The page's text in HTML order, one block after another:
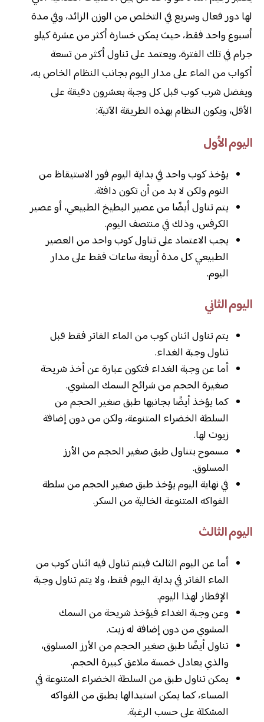
لها دور فعال وسريع في التخلص من الوزن الزائد، وفي مدة
أسبوع واحد فقط، حيث يمكن خسارة أكثر من عشرة كيلو
جرام في تلك الفترة، ويعتمد على تناول أكثر من تسعة
أكواب من الماء على مدار اليوم بجانب النظام الخاص به،
ويفضل شرب كوب قبل كل وجبة بعشرون دقيقة على
الأقل، ويكون النظام بهذه الطريقة الآتية:
اليوم الأول
يؤخذ كوب واحد في بداية اليوم فور الاستيقاظ من
النوم ولكن لا بد من أن تكون دافئة.
يتم تناول أيضًا من عصير البطيخ الطبيعي، أو عصير
الكرفس، وذلك في منتصف اليوم.
يجب الاعتماد على تناول كوب واحد من العصير
الطبيعي كل مدة أربعة ساعات فقط على مدار
اليوم.
اليوم الثاني
يتم تناول اثنان كوب من الماء الفاتر فقط قبل
تناول وجبة الغداء.
أما عن وجبة الغداء فتكون عبارة عن أخذ شريحة
صغيرة الحجم من شرائح السمك المشوي.
كما يؤخذ أيضًا بجانبها طبق صغير الحجم من
السلطة الخضراء المتنوعة، ولكن من دون إضافة
زيوت لها.
مسموح بتناول طبق صغير الحجم من الأرز
المسلوق.
في نهاية اليوم يؤخذ طبق صغير الحجم من سلطة
الفواكه المتنوعة الخالية من السكر.
اليوم الثالث
أما عن اليوم الثالث فيتم تناول فيه اثنان كوب من
الماء الفاتر في بداية اليوم فقط، ولا يتم تناول وجبة
الإفطار لهذا اليوم.
وعن وجبة الغداء فيؤخذ شريحة من السمك
المشوي من دون إضافة له زيت.
تناول أيضًا طبق صغير الحجم من الأرز المسلوق،
والذي يعادل خمسة ملاعق كبيرة الحجم.
يمكن تناول طبق من السلطة الخضراء المتنوعة في
المساء، كما يمكن استبدالها بطبق من الفواكه
المشكلة على حسب الرغبة.